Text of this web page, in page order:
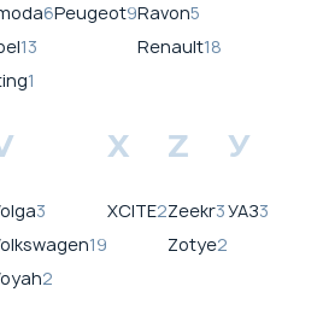
6
13
1
Peugeot9Ravon5
Renault18
3
19
2
X
XCITE2
Z
Zeekr3
Zotye2
У
УАЗ3